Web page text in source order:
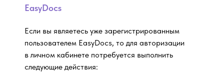
EasyDocs
Если вы являетесь уже зарегистрированным
пользователем EasyDocs, то для авторизации
в личном кабинете потребуется выполнить
следующие действия: